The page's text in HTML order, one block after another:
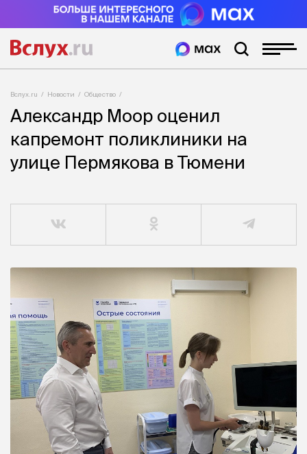
Вслух.ru Новости Общество
Александр Моор оценил
капремонт поликлиники на
улице Пермякова в Тюмени